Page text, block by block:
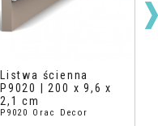
Listwa ścienna
P9020 | 200 x 9,6 x
2,1 cm
P9020 Orac Decor